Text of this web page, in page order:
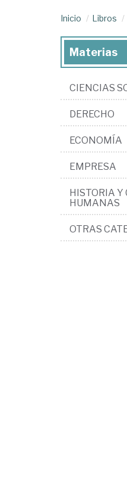
Inicio Libros
Materias
CIENCIAS
DERECHO
ECONOMÍA
EMPRESA
HISTORIA Y
HUMANAS
OTRAS